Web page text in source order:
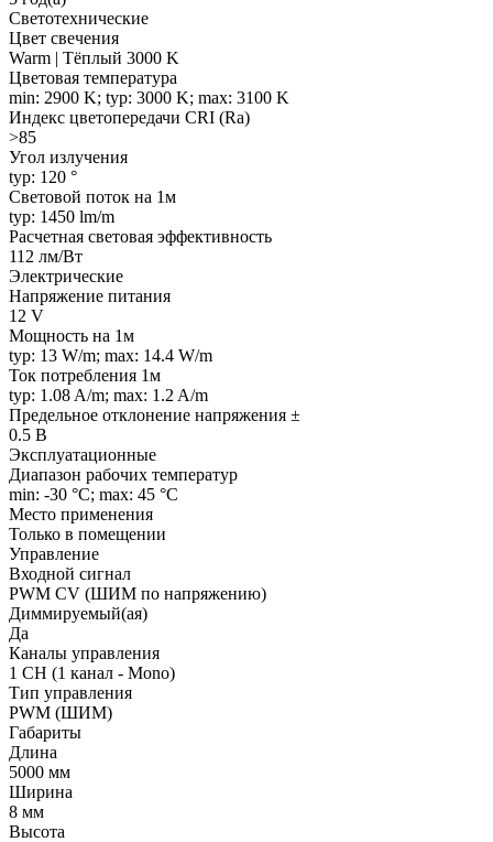
Светотехнические
Цвет свечения
Warm | Тёплый 3000 K
Цветовая температура
min: 2900 K; typ: 3000 K; max: 3100 K
Индекс цветопередачи CRI (Ra)
>85
Угол излучения
typ: 120 °
Световой поток на 1м
typ: 1450 lm/m
Расчетная световая эффективность
112 лм/Вт
Электрические
Напряжение питания
12 V
Мощность на 1м
typ: 13 W/m; max: 14.4 W/m
Ток потребления 1м
typ: 1.08 A/m; max: 1.2 A/m
Предельное отклонение напряжения ±
0.5 В
Эксплуатационные
Диапазон рабочих температур
min: -30 °C; max: 45 °C
Место применения
Только в помещении
Управление
Входной сигнал
PWM СV (ШИМ по напряжению)
Диммируемый(ая)
Да
Каналы управления
1 CH (1 канал - Mono)
Тип управления
PWM (ШИМ)
Габариты
Длина
5000 мм
Ширина
8 мм
Высота